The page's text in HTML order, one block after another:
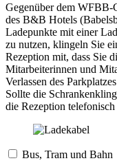
Gegenüber dem WFBB-
des B&B Hotels
Ladepunkte mit einer
zu nutzen, klingeln Sie
Rezeption mit, dass Sie
Mitarbeiterinnen und
Verlassen des
Sollte die
die Rezeption
Bus, Tram und Bahn